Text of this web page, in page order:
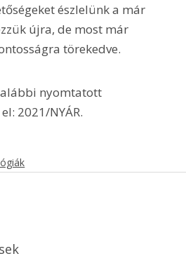
észlelünk a már
újra, de most már
törekedve.
alábbi nyomtatott
2021/NYÁR.